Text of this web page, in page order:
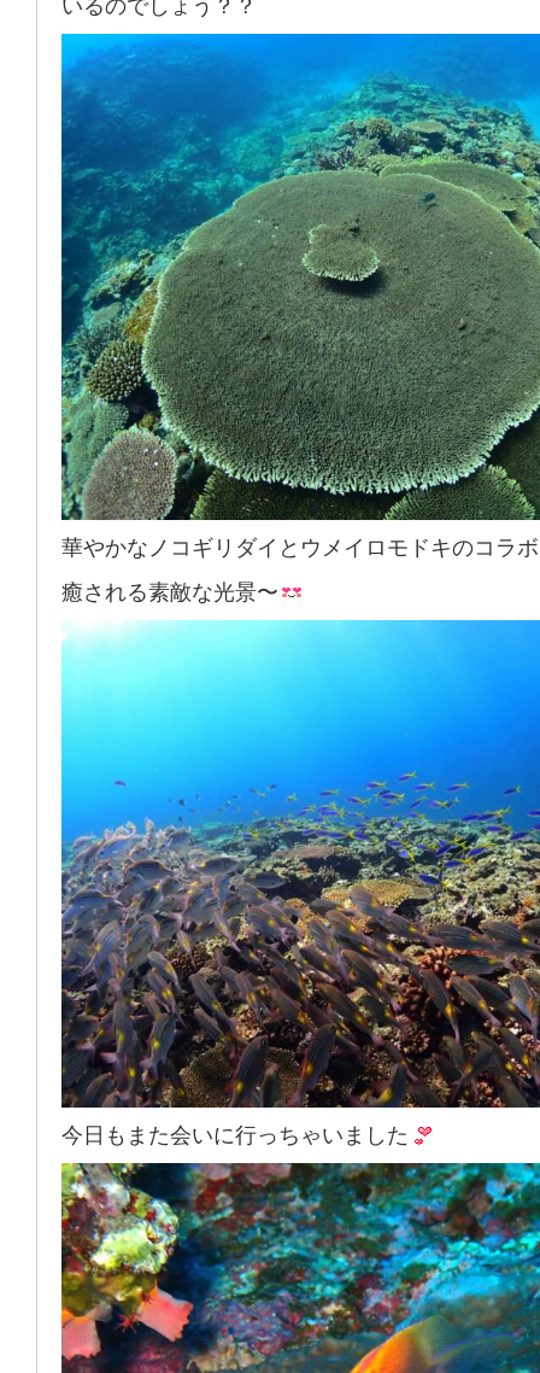
いるのでしょう？？
華やかなノコギリダイとウメイロモドキのコラボ
癒される素敵な光景〜
今日もまた会いに行っちゃいました